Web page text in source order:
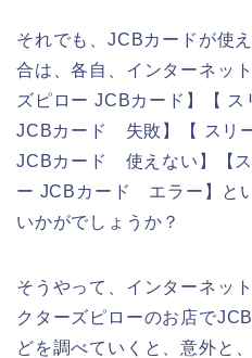
それでも、JCBカードが使
合は、各自、インターネッ
ズピロー JCBカード】【
JCBカード 失敗】【 スリ
JCBカード 使えない】【ス
ー JCBカード エラー】と
いかがでしょうか？
そうやって、インターネッ
クターズピローのお店で
どを調べていくと、意外と